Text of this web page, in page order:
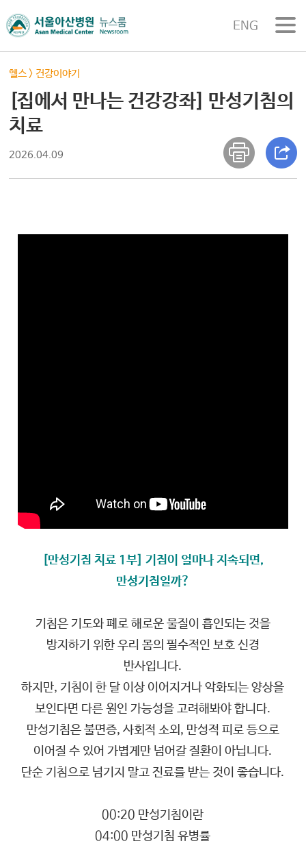
ENG
헬스 > 건강이야기
[집에서 만나는 건강강좌] 만성기침의
치료
2026.04.09
[만성기침 치료 1부] 기침이 얼마나 지속되면,
만성기침일까?
기침은 기도와 폐로 해로운 물질이 흡인되는 것을
방지하기 위한 우리 몸의 필수적인 보호 신경
반사입니다.
하지만, 기침이 한 달 이상 이어지거나 악화되는 양상을
보인다면 다른 원인 가능성을 고려해봐야 합니다.
만성기침은 불면증, 사회적 소외, 만성적 피로 등으로
이어질 수 있어 가볍게만 넘어갈 질환이 아닙니다.
단순 기침으로 넘기지 말고 진료를 받는 것이 좋습니다.
00:20 만성기침이란
04:00 만성기침 유병률